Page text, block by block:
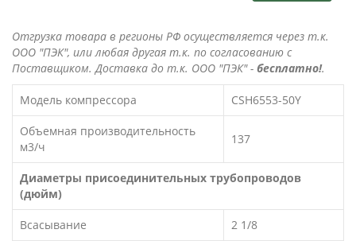
Отгрузка товара в регионы РФ осуществляется через т.к.
ООО "ПЭК", или любая другая т.к. по согласованию с
Поставщиком. Доставка до т.к. ООО "ПЭК" - бесплатно!.
Модель компрессора CSH6553-50Y
Объемная производительность
м3/ч
137
Диаметры присоединительных трубопроводов
(дюйм)
Всасывание 2 1/8